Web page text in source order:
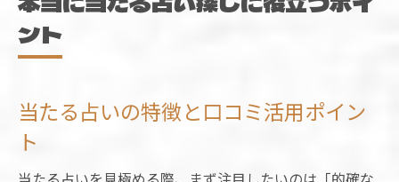
ント
当たる占いの特徴と口コミ活用ポイン
ト